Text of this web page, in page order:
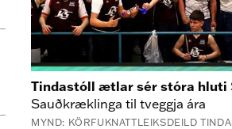
Tindastóll ætlar sér stóra hluti
Sauðkræklinga til tveggja ára
MYND: KÖRFUKNATTLEIKSDEILD